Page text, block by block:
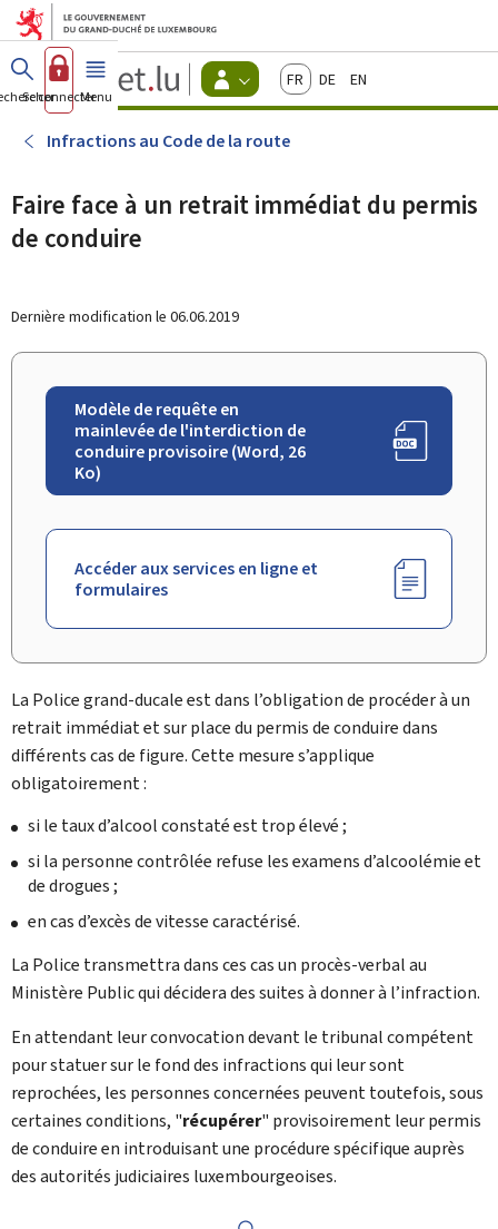
Aller au menu principal
Aller au contenu
Guichet.lu
Changer
d'espace
-
Menu
actif
FrançaisDeutschEnglish
Se connecterMenu principal
Infractions au Code de la route
Faire face à un retrait immédiat du permis
de conduire
Dernière modification le 06.06.2019
Modèle de requête en
mainlevée de l'interdiction de
conduire provisoire (Word, 26
Ko)
Accéder aux services en ligne et
formulaires
La Police grand-ducale est dans l’obligation de procéder à un
retrait immédiat et sur place du permis de conduire dans
différents cas de figure. Cette mesure s’applique
obligatoirement :
si le taux d’alcool constaté est trop élevé ;
si la personne contrôlée refuse les examens d’alcoolémie et
de drogues ;
en cas d’excès de vitesse caractérisé.
La Police transmettra dans ces cas un procès-verbal au
Ministère Public qui décidera des suites à donner à l’infraction.
En attendant leur convocation devant le tribunal compétent
pour statuer sur le fond des infractions qui leur sont
reprochées, les personnes concernées peuvent toutefois, sous
certaines conditions, "récupérer" provisoirement leur permis
de conduire en introduisant une procédure spécifique auprès
des autorités judiciaires luxembourgeoises.